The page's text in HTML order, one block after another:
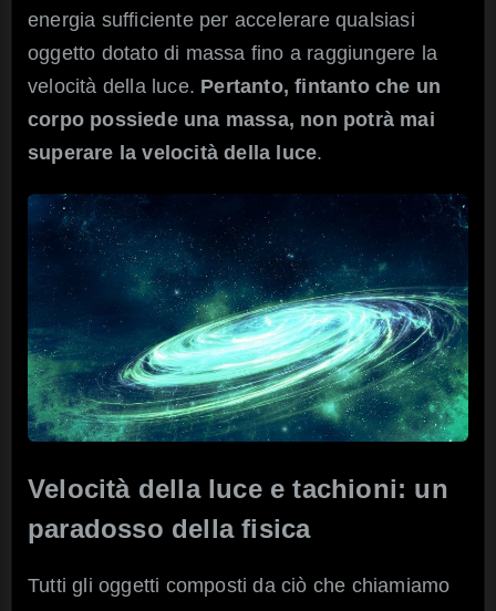
energia sufficiente per accelerare qualsiasi
oggetto dotato di massa fino a raggiungere la
velocità della luce. Pertanto, fintanto che un
corpo possiede una massa, non potrà mai
superare la velocità della luce.
Velocità della luce e tachioni: un
paradosso della fisica
Tutti gli oggetti composti da ciò che chiamiamo